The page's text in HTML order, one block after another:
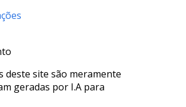
deste site são meramente
geradas por I.A para